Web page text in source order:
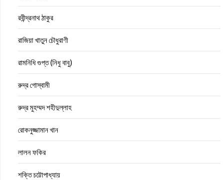
রবীন্দ্রনাথ ঠাকুর
রাজিয়া খাতুন চৌধুরাণী
রামনিধি গুপ্ত (নিধু বাবু)
রুদ্র গোস্বামী
রুদ্র মুহম্মদ শহীদুল্লাহ
রোকনুজ্জামান খান
লালন ফকির
শক্তি চট্টোপাধ্যায়